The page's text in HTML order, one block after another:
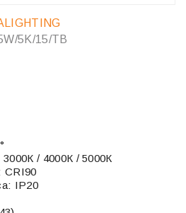
5K/15/TB
/ 4000К / 5000К
CRI90
IP20